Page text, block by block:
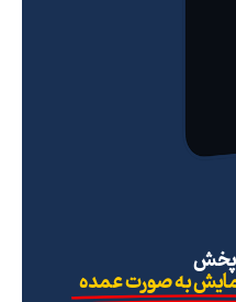
پخش
به صورت عمده